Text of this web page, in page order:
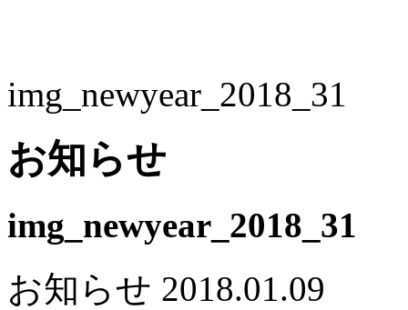
img_newyear_2018_31
お知らせ
img_newyear_2018_31
お知らせ 2018.01.09